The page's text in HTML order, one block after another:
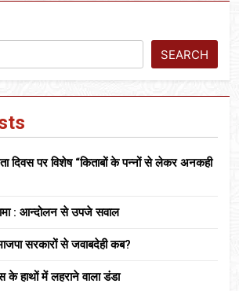
SEARCH
दिवस पर विशेष “किताबों के पन्नों से लेकर अनकही
: आन्दोलन से उपजे सवाल
सरकारों से जवाबदेही कब?
के हाथों में लहराने वाला डंडा